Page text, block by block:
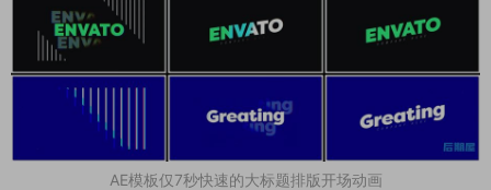
AE模板仅7秒快速的大标题排版开场动画